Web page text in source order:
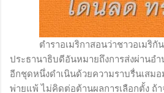
ตำราอเมริกาสอนว่าชาวอเมริกัน
ประธานาธิบดีอันหมายถึงการส่งผ่านอ
อีกชุดหนึ่งดำเนินด้วยความราบรื่นเสม
พ่ายแพ้ ไม่คิดต่อต้านผลการเลือกตั้ง ถ้า